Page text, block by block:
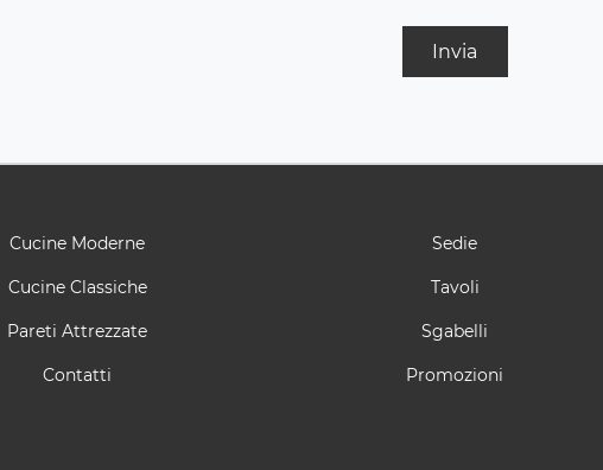
Invia
Cucine Moderne
Cucine Classiche
Pareti Attrezzate
Contatti
Sedie
Tavoli
Sgabelli
Promozioni